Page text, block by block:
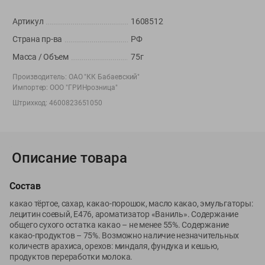
Корпоративный сайт Green
©2026ООО «ГРИНрозница» - Доставка продуктов питания в
Минске.
соответствии с законодательством об обращениях граждан и
Фрунзенского района г. Минска + 375 17 272 73 84 .
Номер и адрес электронной почты лица, уполномоченного
продавцом рассматривать обращения покупателей о нарушении их
прав, предусмотренных законодательством о защите прав
потребителей: +375 44 560-60-61, shop@green-dostavka.by.
Способы оплаты товара:
Артикул
1608512
Страна пр-ва
РФ
Масса / Объем
75г
Производитель: ОАО "КК Бабаевский"
Импортер: ООО "ГРИНрозница"
Штрихкод:4600823651050
Описание товара
Состав
какао тёртое, сахар, какао-порошок, масло какао, эмульгаторы:
лецитин соевый, Е476, ароматизатор «Ваниль». Содержание
общего сухого остатка какао – не менее 55%. Содержание
какао-продуктов – 75%. Возможно наличие незначительных
количеств арахиса, орехов: миндаля, фундука и кешью,
продуктов переработки молока.